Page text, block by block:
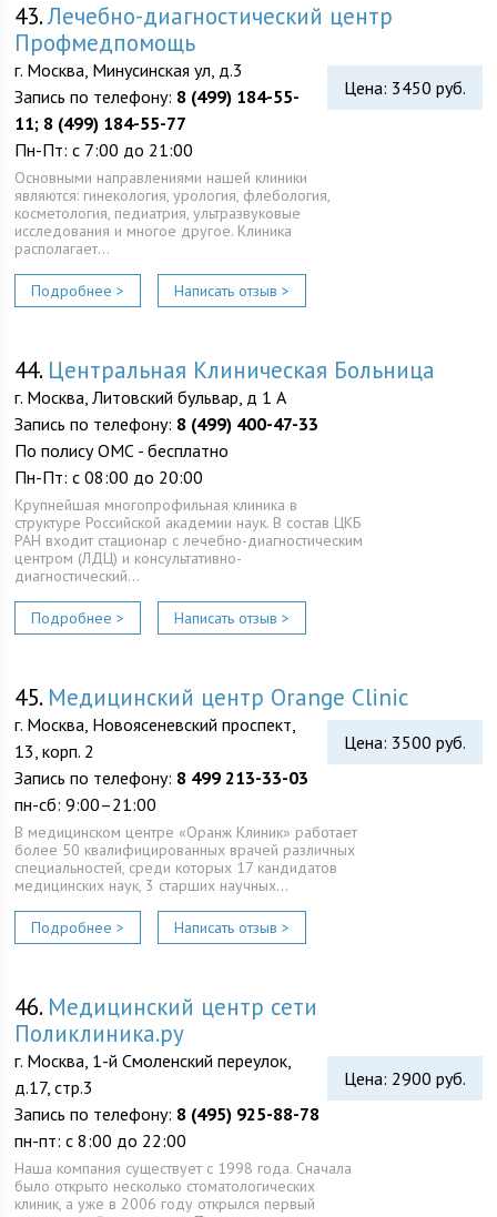
43.Лечебно-диагностический центр
Профмедпомощь
Цена: 3450 руб.
г. Москва, Минусинская ул, д.3
Запись по телефону: 8 (499) 184-55-
11; 8 (499) 184-55-77
Пн-Пт: с 7:00 до 21:00
Основными направлениями нашей клиники
являются: гинекология, урология, флебология,
косметология, педиатрия, ультразвуковые
исследования и многое другое. Клиника
располагает…
Подробнее > Написать отзыв >
44. Центральная Клиническая Больница
г. Москва, Литовский бульвар, д 1 А
Запись по телефону: 8 (499) 400-47-33
По полису ОМС - бесплатно
Пн-Пт: с 08:00 до 20:00
Крупнейшая многопрофильная клиника в
структуре Российской академии наук. В состав ЦКБ
РАН входит стационар с лечебно-диагностическим
центром (ЛДЦ) и консультативно-
диагностический…
Подробнее > Написать отзыв >
45. Медицинский центр Orange Clinic
Цена: 3500 руб.
г. Москва, Новоясеневский проспект,
13, корп. 2
Запись по телефону: 8 499 213-33-03
пн-сб: 9:00–21:00
В медицинском центре «Оранж Клиник» работает
более 50 квалифицированных врачей различных
специальностей, среди которых 17 кандидатов
медицинских наук, 3 старших научных…
Подробнее > Написать отзыв >
46. Медицинский центр сети
Поликлиника.ру
Цена: 2900 руб.
г. Москва, 1-й Смоленский переулок,
д.17, стр.3
Запись по телефону: 8 (495) 925-88-78
пн-пт: с 8:00 до 22:00
Наша компания существует с 1998 года. Сначала
было открыто несколько стоматологических
клиник, а уже в 2006 году открылся первый